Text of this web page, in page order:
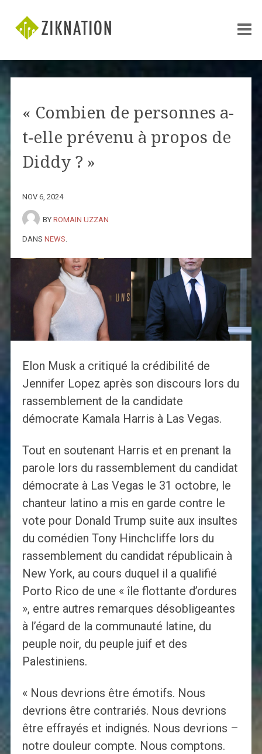
« Combien de personnes a-
t-elle prévenu à propos de
Diddy ? »
NOV 6, 2024
BY ROMAIN UZZAN
DANS NEWS
Elon Musk a critiqué la crédibilité de
Jennifer Lopez après son discours lors du
rassemblement de la candidate
démocrate Kamala Harris à Las Vegas.
Tout en soutenant Harris et en prenant la
parole lors du rassemblement du candidat
démocrate à Las Vegas le 31 octobre, le
chanteur latino a mis en garde contre le
vote pour Donald Trump suite aux insultes
du comédien Tony Hinchcliffe lors du
rassemblement du candidat républicain à
New York, au cours duquel il a qualifié
Porto Rico de une « île flottante d’ordures
», entre autres remarques désobligeantes
à l’égard de la communauté latine, du
peuple noir, du peuple juif et des
Palestiniens.
« Nous devrions être émotifs. Nous
devrions être contrariés. Nous devrions
être effrayés et indignés. Nous devrions –
notre douleur compte. Nous comptons.